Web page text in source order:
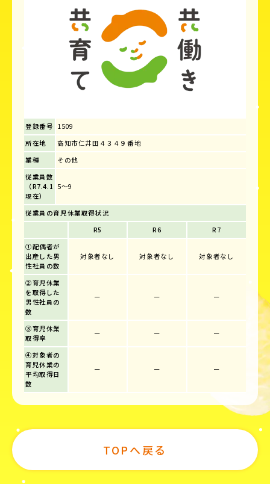
登録番号 1509
所在地
高知市仁井田４３４９番地
業種
その他
従業員数
（R7.4.1
現在）
5～9
従業員の育児休業取得状況
R5
R6
R7
①配偶者が
出産した男
性社員の数
対象者なし 対象者なし 対象者なし
②育児休業
を取得した
男性社員の
数
ー ー ー
③育児休業
取得率
ー ー ー
④対象者の
育児休業の
平均取得日
数
ー ー ー
TOPへ戻る